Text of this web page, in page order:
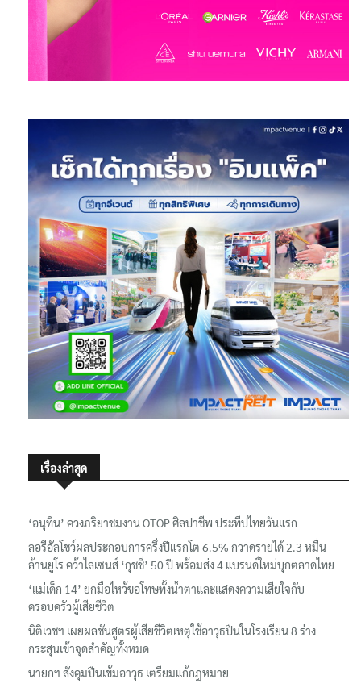
‘อนุทิน’ ควงภริยาชมงาน OTOP ศิลปาชีพ ประทีปไทยวันแรก
ลอรีอัลโชว์ผลประกอบการครึ่งปีแรกโต 6.5% กวาดรายได้ 2.3 หมื่น
ล้านยูโร คว้าไลเซนส์ ‘กุชชี่’ 50 ปี พร้อมส่ง 4 แบรนด์ใหม่บุกตลาดไทย
‘แม่เด็ก 14’ ยกมือไหว้ขอโทษทั้งน้ำตาและแสดงความเสียใจกับ
ครอบครัวผู้เสียชีวิต
นิติเวชฯ เผยผลชันสูตรผู้เสียชีวิตเหตุใช้อาวุธปืนในโรงเรียน 8 ร่าง
กระสุนเข้าจุดสำคัญทั้งหมด